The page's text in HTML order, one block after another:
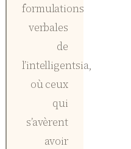
formulations
verbales
de
l’intelligentsia,
où ceux
qui
s’avèrent
avoir